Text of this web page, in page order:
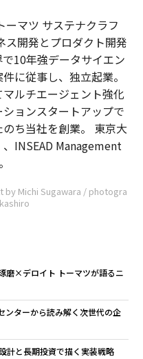
マツ サステナクラフ
ス開発とプロダクト開発
10年強データサイエン
に従事し、独立起業。
ルチエージェント強化
ョンスタートアップで
ち当社を創業。 東京大
INSEAD Management
Michi Sugawara / photogra
磨×デロイト トーマツが語るニ
ターから読み解く次世代の企
計と長期投資で描く実装戦略